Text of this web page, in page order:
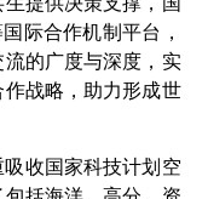
际合作机制平台，
的广度与深度，实
战略，助力形成世
收国家科技计划空